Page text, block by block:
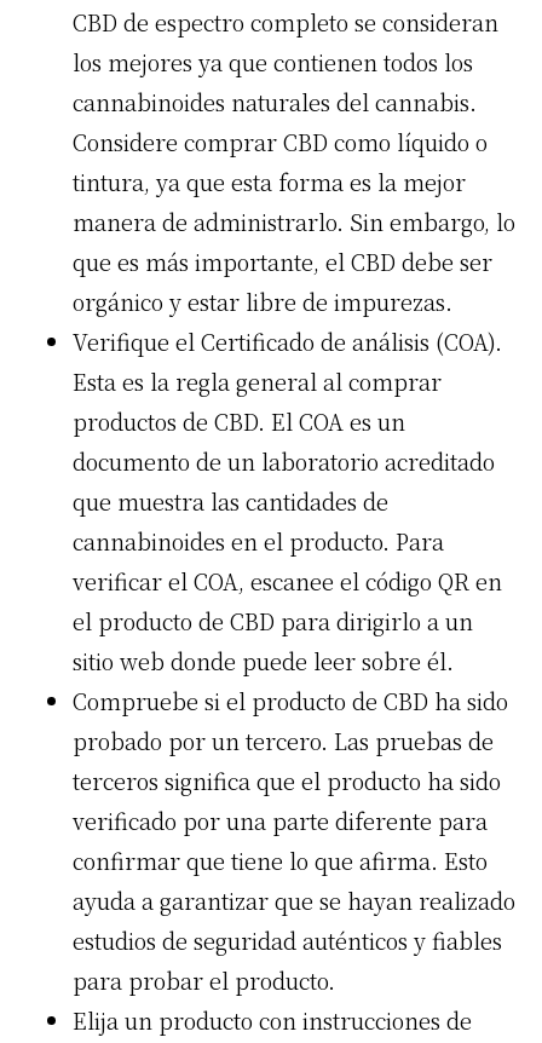
CBD de espectro completo se consideran
los mejores ya que contienen todos los
cannabinoides naturales del cannabis.
Considere comprar CBD como líquido o
tintura, ya que esta forma es la mejor
manera de administrarlo. Sin embargo, lo
que es más importante, el CBD debe ser
orgánico y estar libre de impurezas.
Verifique el Certificado de análisis (COA).
Esta es la regla general al comprar
productos de CBD. El COA es un
documento de un laboratorio acreditado
que muestra las cantidades de
cannabinoides en el producto. Para
verificar el COA, escanee el código QR en
el producto de CBD para dirigirlo a un
sitio web donde puede leer sobre él.
Compruebe si el producto de CBD ha sido
probado por un tercero. Las pruebas de
terceros significa que el producto ha sido
verificado por una parte diferente para
confirmar que tiene lo que afirma. Esto
ayuda a garantizar que se hayan realizado
estudios de seguridad auténticos y fiables
para probar el producto.
Elija un producto con instrucciones de